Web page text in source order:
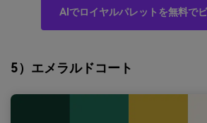
AIでロイヤルパレットを無料で
5）エメラルドコート